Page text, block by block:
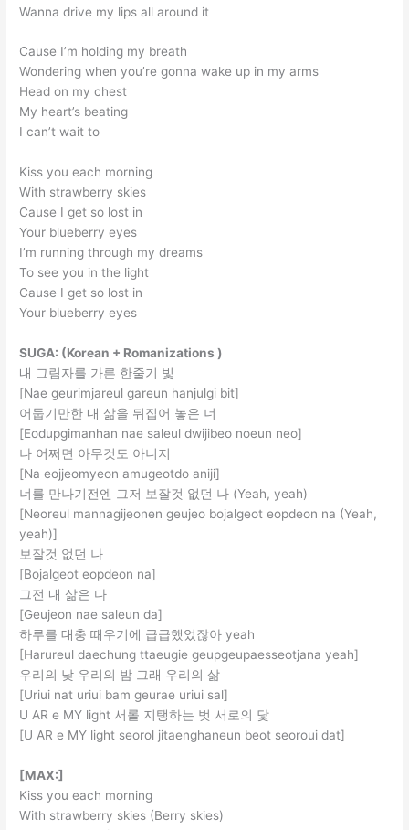
Wanna drive my lips all around it
Cause I’m holding my breath
Wondering when you’re gonna wake up in my arms
Head on my chest
My heart’s beating
I can’t wait to
Kiss you each morning
With strawberry skies
Cause I get so lost in
Your blueberry eyes
I’m running through my dreams
To see you in the light
Cause I get so lost in
Your blueberry eyes
SUGA: (Korean + Romanizations )
내 그림자를 가른 한줄기 빛
[Nae geurimjareul gareun hanjulgi bit]
어둡기만한 내 삶을 뒤집어 놓은 너
[Eodupgimanhan nae saleul dwijibeo noeun neo]
나 어쩌면 아무것도 아니지
[Na eojjeomyeon amugeotdo aniji]
너를 만나기전엔 그저 보잘것 없던 나 (Yeah, yeah)
[Neoreul mannagijeonen geujeo bojalgeot eopdeon na (Yeah,
yeah)]
보잘것 없던 나
[Bojalgeot eopdeon na]
그전 내 삶은 다
[Geujeon nae saleun da]
하루를 대충 때우기에 급급했었잖아 yeah
[Harureul daechung ttaeugie geupgeupaesseotjana yeah]
우리의 낮 우리의 밤 그래 우리의 삶
[Uriui nat uriui bam geurae uriui sal]
U AR e MY light 서롤 지탱하는 벗 서로의 닻
[U AR e MY light seorol jitaenghaneun beot seoroui dat]
[MAX:]
Kiss you each morning
With strawberry skies (Berry skies)